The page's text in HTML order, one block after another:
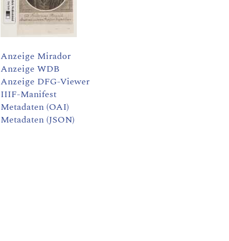
Anzeige Mirador
Anzeige WDB
Anzeige DFG-Viewer
IIIF-Manifest
Metadaten (OAI)
Metadaten (JSON)